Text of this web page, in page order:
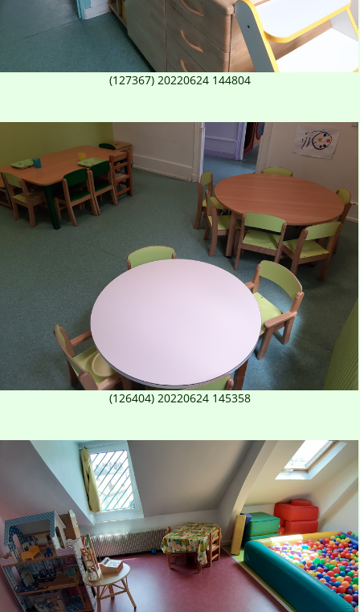
(127367) 20220624 144804
(126404) 20220624 145358